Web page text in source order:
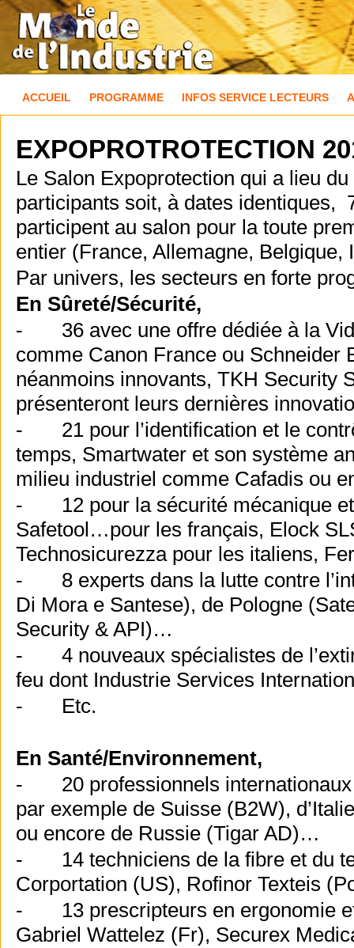
ACCUEIL PROGRAMME INFOS SERVICE LECTEURS
EXPOPROTROTECTION
Le Salon Expoprotection qui a lieu
participants soit, à dates identiques,
participent au salon pour la toute
entier (France, Allemagne,
Par univers, les secteurs en forte
En Sûreté/Sécurité,
- 36 avec une offre dédiée à la
comme Canon France ou Schneider
néanmoins innovants, TKH Security
présenteront leurs dernières
- 21 pour l’identification et le
temps, Smartwater et son système
milieu industriel comme Cafadis ou
- 12 pour la sécurité mécanique et
Safetool…pour les français, Elock
Technosicurezza pour les italiens,
- 8 experts dans la lutte contre
Di Mora e Santese), de Pologne
Security & API)…
- 4 nouveaux spécialistes de
feu dont Industrie Services
- Etc.
En Santé/Environnement,
- 20 professionnels internationaux
par exemple de Suisse (B2W),
ou encore de Russie (Tigar AD)…
- 14 techniciens de la fibre et du
Corportation (US), Rofinor Texteis
- 13 prescripteurs en ergonomie et
Gabriel Wattelez (Fr), Securex